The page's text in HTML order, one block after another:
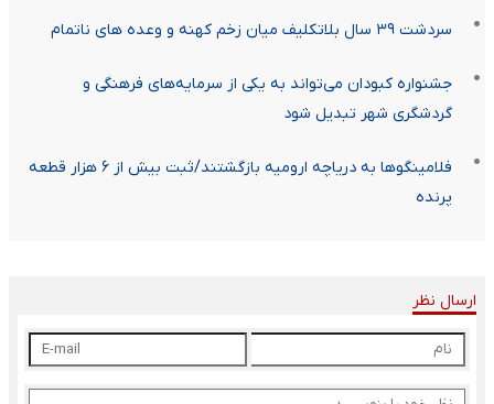
سردشت ۳۹ سال بلاتکلیف میان زخم کهنه و وعده های ناتمام
جشنواره کبودان می‌تواند به یکی از سرمایه‌های فرهنگی و
گردشگری شهر تبدیل شود
فلامینگوها به دریاچه ارومیه بازگشتند/ثبت بیش از ۶ هزار قطعه
پرنده
ارسال نظر